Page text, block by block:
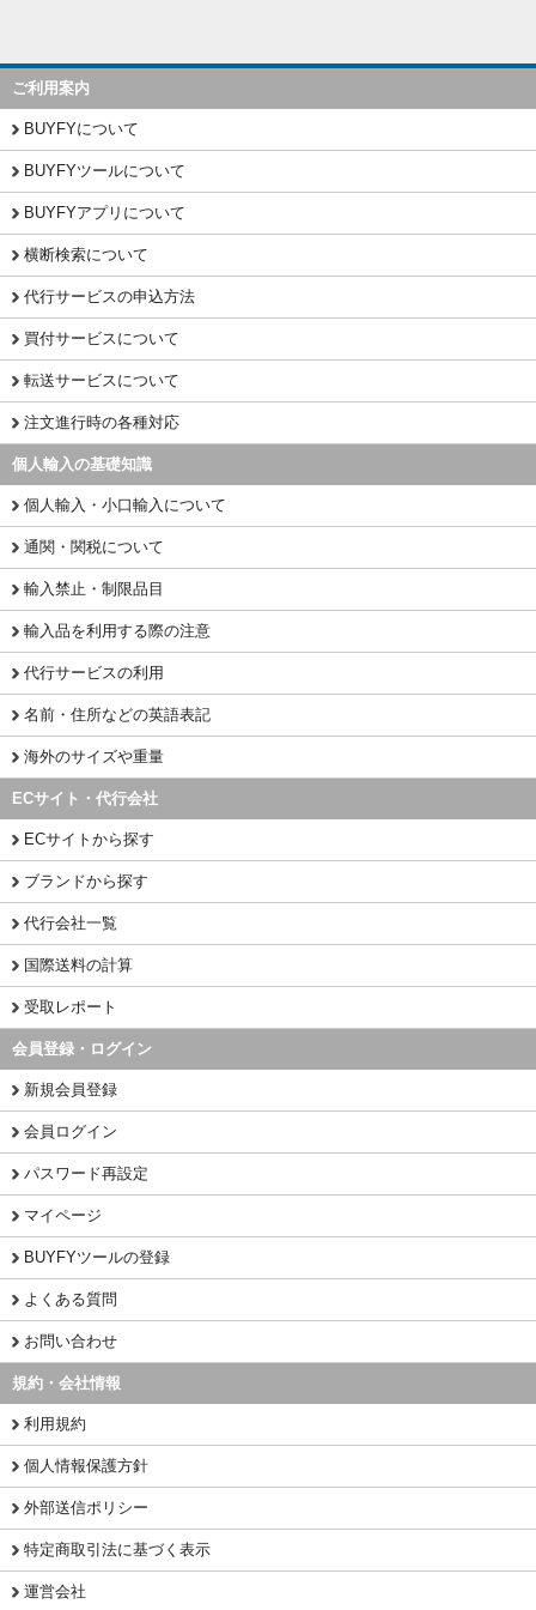
ご利用案内
BUYFYについて
BUYFYツールについて
BUYFYアプリについて
横断検索について
代行サービスの申込方法
買付サービスについて
転送サービスについて
注文進行時の各種対応
個人輸入の基礎知識
個人輸入・小口輸入について
通関・関税について
輸入禁止・制限品目
輸入品を利用する際の注意
代行サービスの利用
名前・住所などの英語表記
海外のサイズや重量
ECサイト・代行会社
ECサイトから探す
ブランドから探す
代行会社一覧
国際送料の計算
受取レポート
会員登録・ログイン
新規会員登録
会員ログイン
パスワード再設定
マイページ
BUYFYツールの登録
よくある質問
お問い合わせ
規約・会社情報
利用規約
個人情報保護方針
外部送信ポリシー
特定商取引法に基づく表示
運営会社